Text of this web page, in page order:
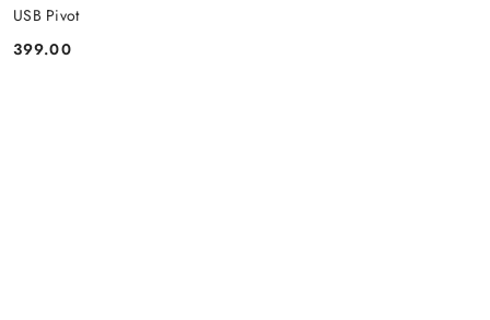
USB Pivot
Price:
399.00